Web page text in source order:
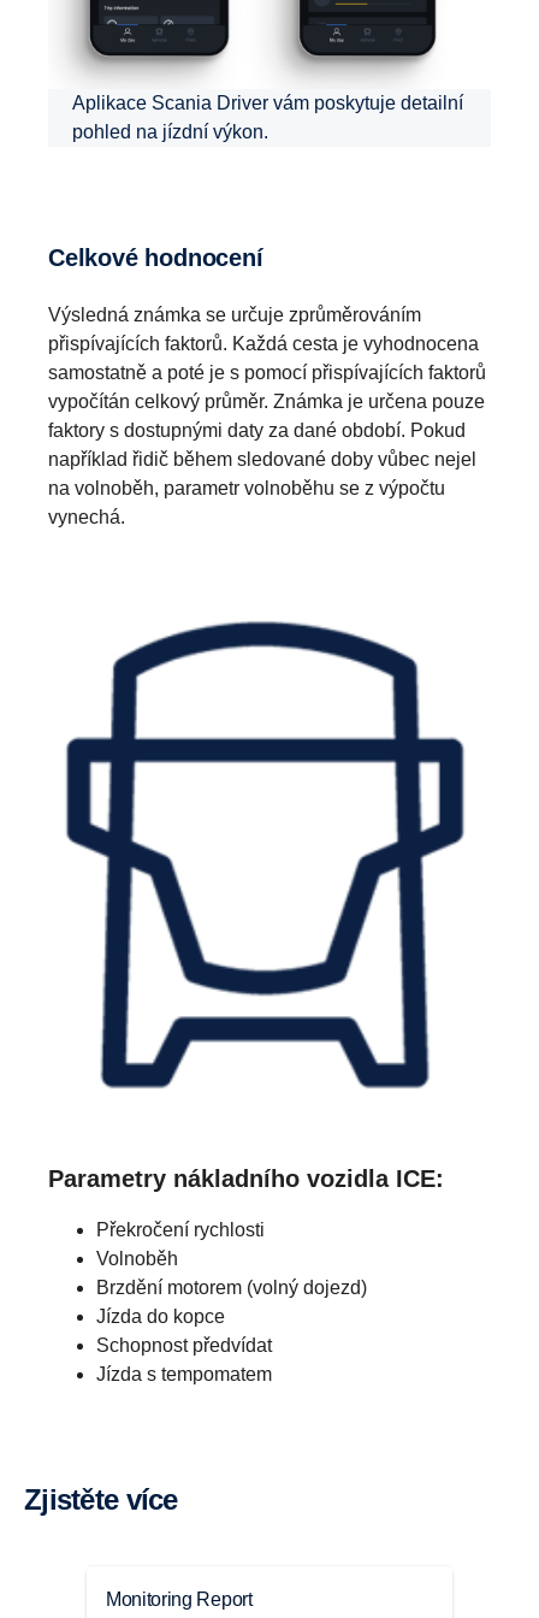
Aplikace Scania Driver vám poskytuje detailní
pohled na jízdní výkon.
Celkové hodnocení
Výsledná známka se určuje zprůměrováním
přispívajících faktorů. Každá cesta je vyhodnocena
samostatně a poté je s pomocí přispívajících faktorů
vypočítán celkový průměr. Známka je určena pouze
faktory s dostupnými daty za dané období. Pokud
například řidič během sledované doby vůbec nejel
na volnoběh, parametr volnoběhu se z výpočtu
vynechá.
Parametry nákladního vozidla ICE:
Překročení rychlosti
Volnoběh
Brzdění motorem (volný dojezd)
Jízda do kopce
Schopnost předvídat
Jízda s tempomatem
U elektrického provozu je maximalizace
Zjistěte více
Monitoring Report